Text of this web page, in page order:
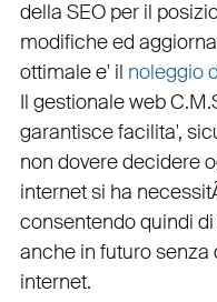
della SEOper il
modifiche ed
ottimale e' il noleggio
Il gestionale web
garantiscefacilita',
non dovere decidere
internet si ha
consentendo quindi
anche in futuro senza
internet.